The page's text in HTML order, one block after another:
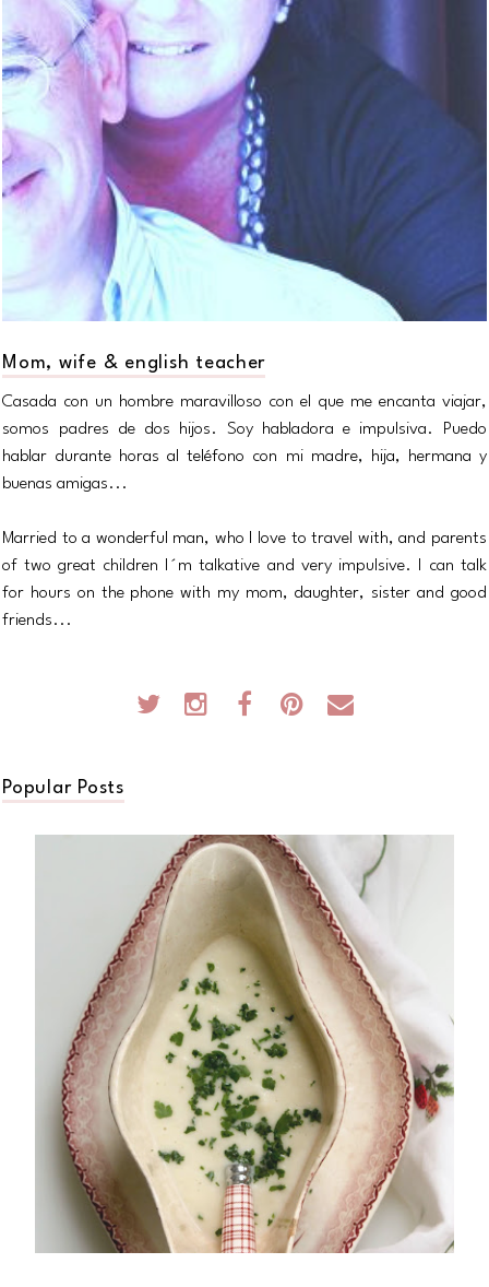
Mom, wife & english teacher
Casada con un hombre maravilloso con el que me encanta viajar,
somos padres de dos hijos. Soy habladora e impulsiva. Puedo
hablar durante horas al teléfono con mi madre, hija, hermana y
buenas amigas...
Married to a wonderful man, who I love to travel with, and parents
of two great children I´m talkative and very impulsive. I can talk
for hours on the phone with my mom, daughter, sister and good
friends...
Popular Posts